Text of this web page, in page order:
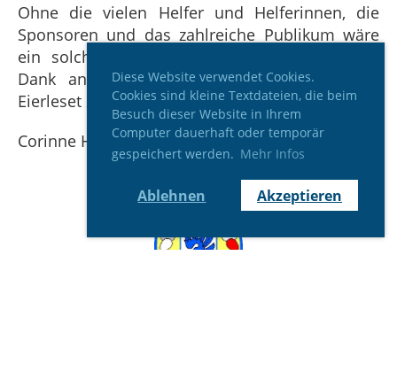
Diese Website verwendet Cookies.
Cookies sind kleine Textdateien, die beim
Besuch dieser Website in Ihrem
Computer dauerhaft oder temporär
gespeichert werden. Mehr Infos
Ablehnen Akzeptieren
Ohne die vielen Helfer und Helferinnen, die
Sponsoren und das zahlreiche Publikum wäre
ein solcher Anlass nicht möglich. Herzlichen
Dank an alle, die zum tollen Gelingen des
Eierleset 2023 beigetragen haben!
Corinne Huber OK Eierleset